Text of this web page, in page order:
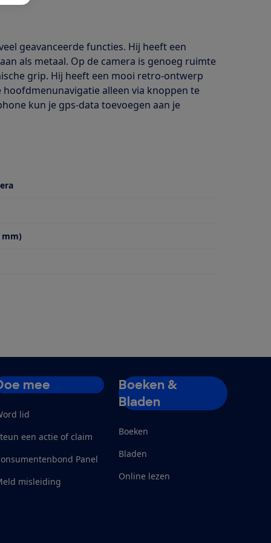
geavanceerde functies. Hij heeft een
als metaal. Op de camera is genoeg ruimte
grip. Hij heeft een mooi retro-ontwerp
alleen via knoppen te
kun je gps-data toevoegen aan je
mm)
mee
lid
een actie of claim
Panel
misleiding
Boeken &
Bladen
Boeken
Bladen
Online lezen